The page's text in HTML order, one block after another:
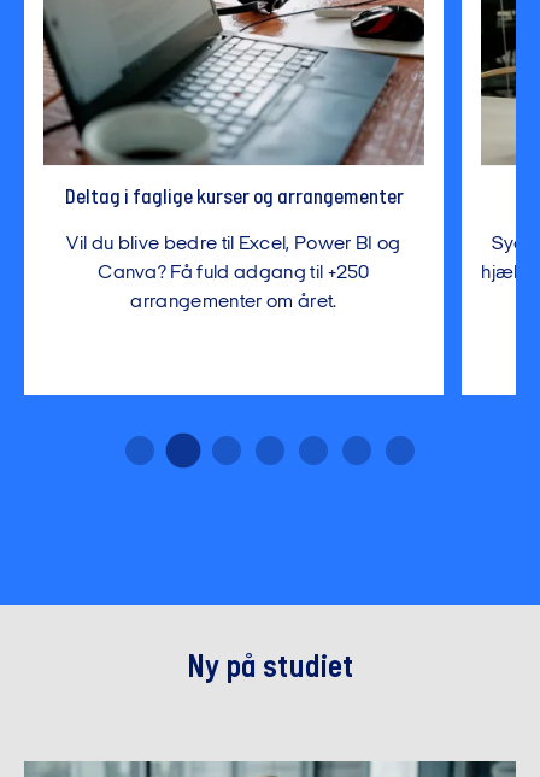
Deltag i faglige kurser og arrangementer
Vil du blive bedre til Excel, Power BI og
Canva? Få fuld adgang til +250
arrangementer om året.
Ny på studiet